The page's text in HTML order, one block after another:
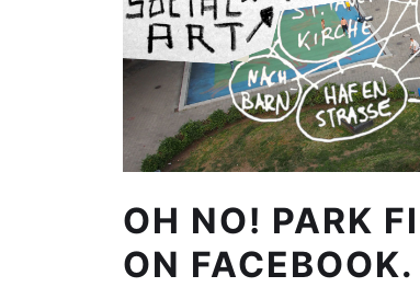
OH NO! PARK
ON FACEBOOK.